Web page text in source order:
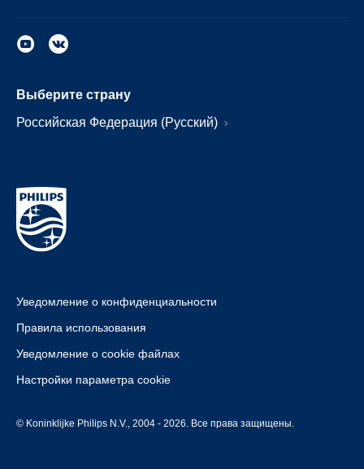
Выберите страну
Российская Федерация (Русский)
Уведомление о конфиденциальности
Правила использования
Уведомление о cookie файлах
Настройки параметра cookie
© Koninklijke Philips N.V., 2004 - 2026. Все права защищены.